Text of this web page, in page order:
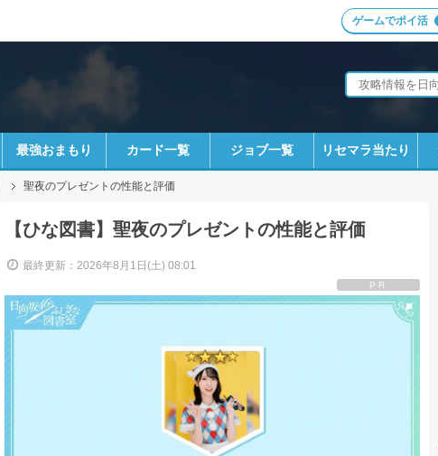
ゲームでポイ活
最強おまもり カード一覧 ジョブ一覧 リセマラ当たり
聖夜のプレゼントの性能と評価
【ひな図書】聖夜のプレゼントの性能と評価
最終更新：2026年8月1日(土) 08:01
PR